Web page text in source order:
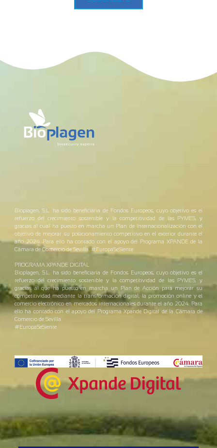
Bioplagen, S.L. ha sido beneficiaria de Fondos Europeos, cuyo objetivo es el
refuerzo del crecimiento sostenible y la competitividad de las PYMES, y
gracias al cual ha puesto en marcha un Plan de Internacionalización con el
objetivo de mejorar su posicionamiento competitivo en el exterior durante el
año 2024. Para ello ha contado con el apoyo del Programa XPANDE de la
Cámara de Comercio de Sevilla. #EuropaSeSiente
PROGRAMA XPANDE DIGITAL
Bioplagen, S.L. ha sido beneficiaria de Fondos Europeos, cuyo objetivo es el
refuerzo del crecimiento sostenible y la competitividad de las PYMES, y
gracias al que ha puesto en marcha un Plan de Acción para mejorar su
competitividad mediante la transformación digital, la promoción online y el
comercio electrónico en mercados internacionales durante el año 2024. Para
ello ha contado con el apoyo del Programa Xpande Digital de la Cámara de
Comercio de Sevilla.
#EuropaSeSiente